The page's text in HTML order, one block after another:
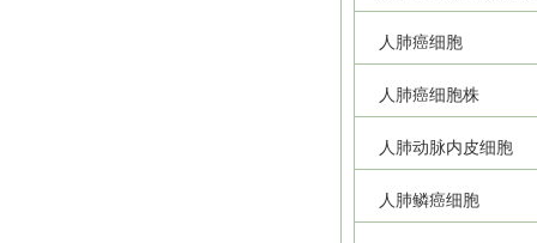
人肺癌细胞
人肺癌细胞株
人肺动脉内皮细胞
人肺鳞癌细胞